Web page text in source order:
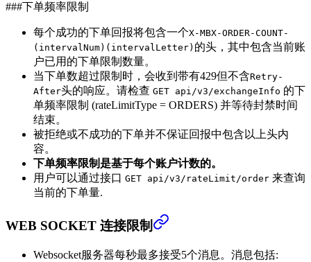
###下单频率限制
每个成功的下单回报将包含一个X-MBX-ORDER-COUNT-
(intervalNum)(intervalLetter) 的头，其中包含当前账
户已用的下单限制数量。
当下单数超过限制时，会收到带有429但不含Retry-
After头的响应。请检查 GET api/v3/exchangeInfo 的下
单频率限制 (rateLimitType = ORDERS) 并等待封禁时间
结束。
被拒绝或不成功的下单并不保证回报中包含以上头内
容。
下单频率限制是基于每个账户计数的。
用户可以通过接口 GET api/v3/rateLimit/order 来查询
当前的下单量.
WEB SOCKET 连接限制
Websocket服务器每秒最多接受5个消息。消息包括: